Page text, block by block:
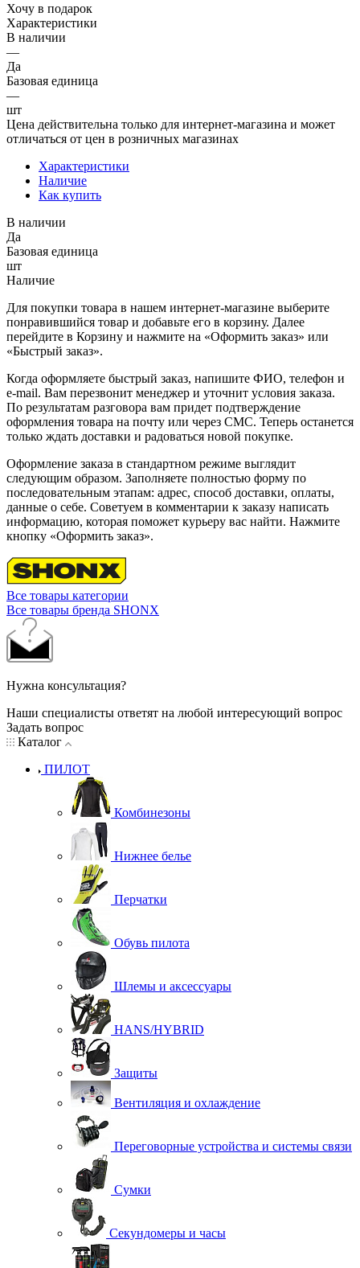
Хочу в подарок
Характеристики
В наличии
—
Да
Базовая единица
—
шт
Цена действительна только для интернет-магазина и может
отличаться от цен в розничных магазинах
Характеристики
Наличие
Как купить
В наличии
Да
Базовая единица
шт
Наличие
Для покупки товара в нашем интернет-магазине выберите
понравившийся товар и добавьте его в корзину. Далее
перейдите в Корзину и нажмите на «Оформить заказ» или
«Быстрый заказ».
Когда оформляете быстрый заказ, напишите ФИО, телефон и
e-mail. Вам перезвонит менеджер и уточнит условия заказа.
По результатам разговора вам придет подтверждение
оформления товара на почту или через СМС. Теперь останется
только ждать доставки и радоваться новой покупке.
Оформление заказа в стандартном режиме выглядит
следующим образом. Заполняете полностью форму по
последовательным этапам: адрес, способ доставки, оплаты,
данные о себе. Советуем в комментарии к заказу написать
информацию, которая поможет курьеру вас найти. Нажмите
кнопку «Оформить заказ».
Все товары категории
Все товары бренда SHONX
Нужна консультация?
Наши специалисты ответят на любой интересующий вопрос
Задать вопрос
Каталог
ПИЛОТ
Комбинезоны
Нижнее белье
Перчатки
Обувь пилота
Шлемы и аксессуары
HANS/HYBRID
Защиты
Вентиляция и охлаждение
Переговорные устройства и системы связи
Сумки
Секундомеры и часы